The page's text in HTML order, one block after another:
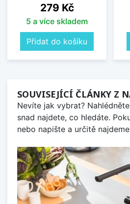
Cena
279 Kč
5 a více skladem
Přidat do košíku
SOUVISEJÍCÍ ČLÁNKY Z
Nevíte jak vybrat?
snad najdete, co hledáte.
nebo napište a určitě